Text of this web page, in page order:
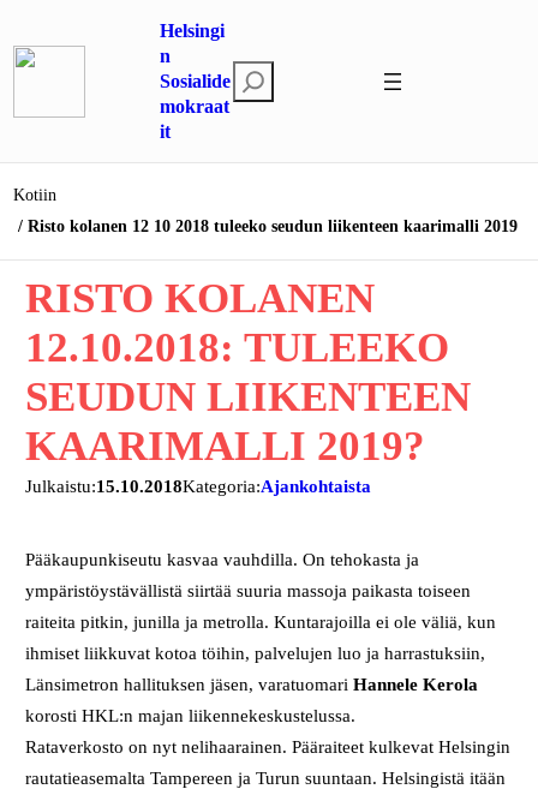
sisältöön
Helsingi
n
Sosialide
mokraat
it
t
i
Kotiin
Risto kolanen 12 10 2018 tuleeko seudun liikenteen kaarimalli 2019
RISTO KOLANEN
12.10.2018: TULEEKO
SEUDUN LIIKENTEEN
KAARIMALLI 2019?
Julkaistu:15.10.2018Kategoria:Ajankohtaista
Pääkaupunkiseutu kasvaa vauhdilla. On tehokasta ja
ympäristöystävällistä siirtää suuria massoja paikasta toiseen
raiteita pitkin, junilla ja metrolla. Kuntarajoilla ei ole väliä, kun
ihmiset liikkuvat kotoa töihin, palvelujen luo ja harrastuksiin,
Länsimetron hallituksen jäsen, varatuomariHannele Kerola
korosti HKL:n majan liikennekeskustelussa.
Rataverkosto on nyt nelihaarainen. Pääraiteet kulkevat Helsingin
rautatieasemalta Tampereen ja Turun suuntaan. Helsingistä itään